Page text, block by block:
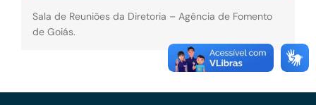
Sala de Reuniões da Diretoria – Agência de Fomento
de Goiás.